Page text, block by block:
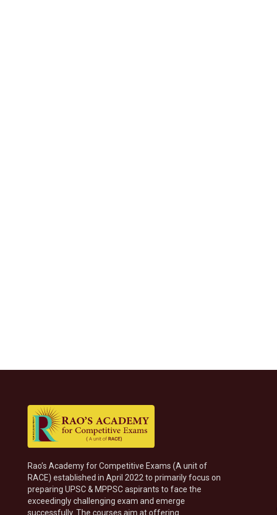
Rao’s Academy for Competitive Exams (A unit of
RACE) established in April 2022 to primarily focus on
preparing UPSC & MPPSC aspirants to face the
exceedingly challenging exam and emerge
successfully. The courses aim at offering